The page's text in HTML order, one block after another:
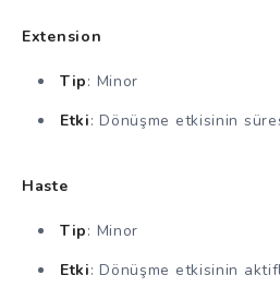
Extension
Tip: Minor
Etki: Dönüşme etkisinin
Haste
Tip: Minor
Etki: Dönüşme etkisinin